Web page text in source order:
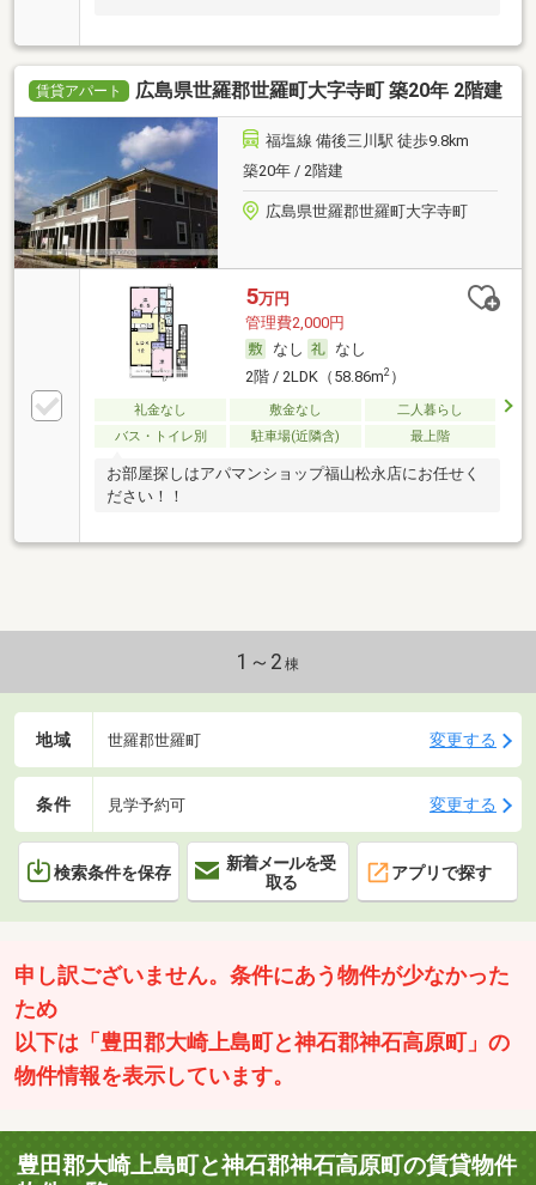
賃貸アパート 広島県世羅郡世羅町大字寺町 築20年 2階建
福塩線 備後三川駅 徒歩9.8km
築20年 / 2階建
広島県世羅郡世羅町大字寺町
5万円
管理費2,000円
なし
なし
2階 / 2LDK（58.86m2）
礼金なし 敷金なし
二人暮らし
バス・トイレ別
駐車場(近隣含) 最上階
お部屋探しはアパマンショップ福山松永店にお任せく
ださい！！
1～2 棟
地域 世羅郡世羅町 変更する
条件 見学予約可 変更する
検索条件を保存
新着メールを受
取る
アプリで探す
申し訳ございません。条件にあう物件が少なかった
ため
以下は「豊田郡大崎上島町と神石郡神石高原町」の
物件情報を表示しています。
豊田郡大崎上島町と神石郡神石高原町の賃貸物件